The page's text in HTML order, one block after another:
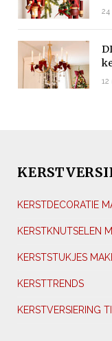
24
12
KERSTDECORATIE
KERSTKNUTSELEN
KERSTSTUKJES
KERSTTRENDS
KERSTVERSIERING